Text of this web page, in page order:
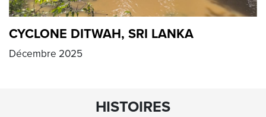
CYCLONE DITWAH, SRI LANKA
Décembre 2025
HISTOIRES